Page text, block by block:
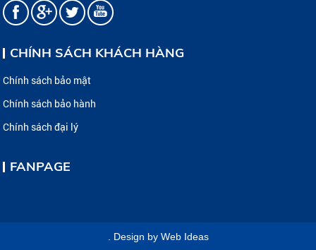
CHÍNH SÁCH KHÁCH HÀNG
Chính sách bảo mật
Chính sách bảo hành
Chính sách đại lý
FANPAGE
. Design by Web Ideas